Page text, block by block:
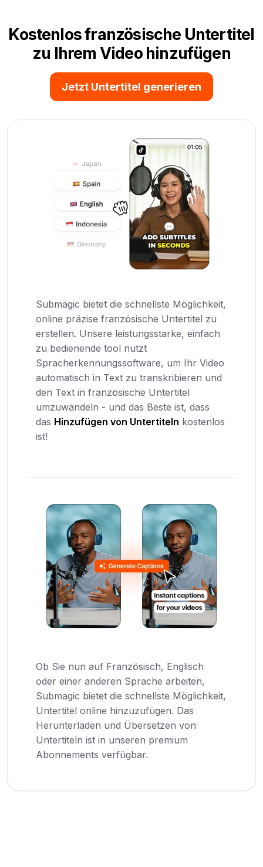
Kostenlos französische Untertitel
zu Ihrem Video hinzufügen
Jetzt Untertitel generieren
Submagic bietet die schnellste Möglichkeit,
online präzise französische Untertitel zu
erstellen. Unsere leistungsstarke, einfach
zu bedienende tool nutzt
Spracherkennungssoftware, um Ihr Video
automatisch in Text zu transkribieren und
den Text in französische Untertitel
umzuwandeln - und das Beste ist, dass
das Hinzufügen von Untertiteln kostenlos
ist!
Ob Sie nun auf Französisch, Englisch
oder einer anderen Sprache arbeiten,
Submagic bietet die schnellste Möglichkeit,
Untertitel online hinzuzufügen. Das
Herunterladen und Übersetzen von
Untertiteln ist in unseren premium
Abonnements verfügbar.